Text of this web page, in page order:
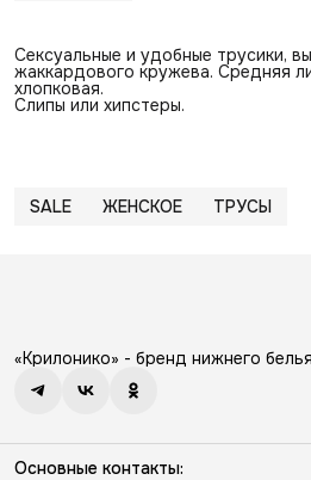
Сексуальные и удобные трусики,
жаккардового кружева. Средняя
хлопковая.
Слипы или хипстеры.
SALE ЖЕНСКОЕ ТРУСЫ
«Крилонико» - бренд нижнего
Основные контакты: